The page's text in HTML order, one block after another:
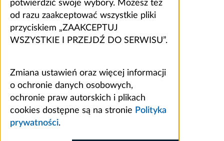
potwierdzić swoje wybory. Możesz też
od razu zaakceptować wszystkie pliki
przyciskiem „ZAAKCEPTUJ
WSZYSTKIE I PRZEJDŹ DO SERWISU”.
Zmiana ustawień oraz więcej informacji
o ochronie danych osobowych,
ochronie praw autorskich i plikach
cookies dostępne są na stronie Polityka
prywatności.